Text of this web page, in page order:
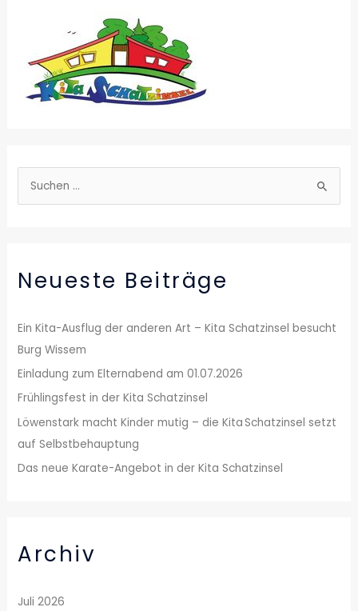
e
:
Neueste Beiträge
Ein Kita-Ausflug der anderen Art – Kita Schatzinsel besucht
Burg Wissem
Einladung zum Elternabend am 01.07.2026
Frühlingsfest in der Kita Schatzinsel
Löwenstark macht Kinder mutig – die Kita Schatzinsel setzt
auf Selbstbehauptung
Das neue Karate-Angebot in der Kita Schatzinsel
Archiv
Juli 2026